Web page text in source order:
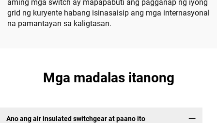
aming mga switch ay mapapabuti ang pagganap ng iyong
grid ng kuryente habang isinasaisip ang mga internasyonal
na pamantayan sa kaligtasan.
Mga madalas itanong
Ano ang air insulated switchgear at paano ito